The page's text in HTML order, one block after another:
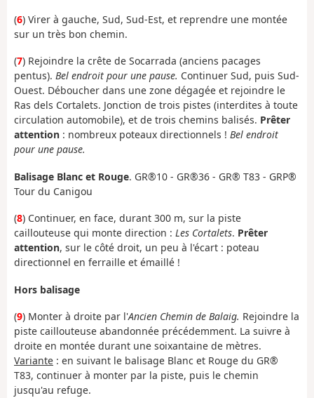
(6) Virer à gauche, Sud, Sud-Est, et reprendre une montée
sur un très bon chemin.
(7) Rejoindre la crête de Socarrada (anciens pacages
pentus). Bel endroit pour une pause. Continuer Sud, puis Sud-
Ouest. Déboucher dans une zone dégagée et rejoindre le
Ras dels Cortalets. Jonction de trois pistes (interdites à toute
circulation automobile), et de trois chemins balisés. Prêter
attention : nombreux poteaux directionnels ! Bel endroit
pour une pause.
Balisage Blanc et Rouge. GR®10 - GR®36 - GR® T83 - GRP®
Tour du Canigou
(8) Continuer, en face, durant 300 m, sur la piste
caillouteuse qui monte direction : Les Cortalets. Prêter
attention, sur le côté droit, un peu à l'écart : poteau
directionnel en ferraille et émaillé !
Hors balisage
(9) Monter à droite par l'Ancien Chemin de Balaig. Rejoindre la
piste caillouteuse abandonnée précédemment. La suivre à
droite en montée durant une soixantaine de mètres.
Variante : en suivant le balisage Blanc et Rouge du GR®
T83, continuer à monter par la piste, puis le chemin
jusqu'au refuge.